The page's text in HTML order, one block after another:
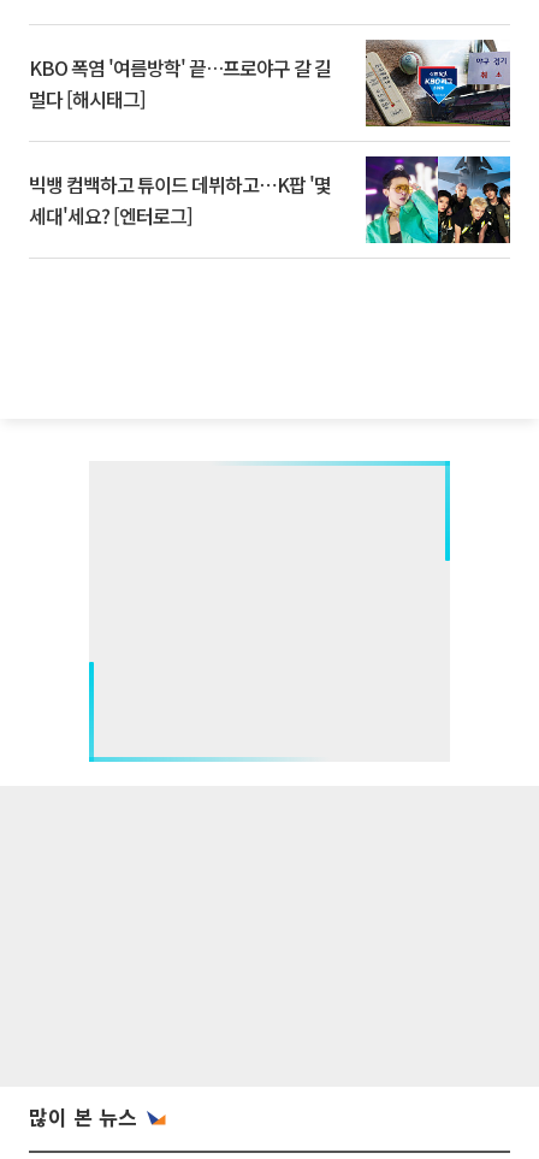
KBO 폭염 '여름방학' 끝…프로야구 갈 길
멀다 [해시태그]
빅뱅 컴백하고 튜이드 데뷔하고⋯K팝 '몇
세대'세요? [엔터로그]
많이 본 뉴스